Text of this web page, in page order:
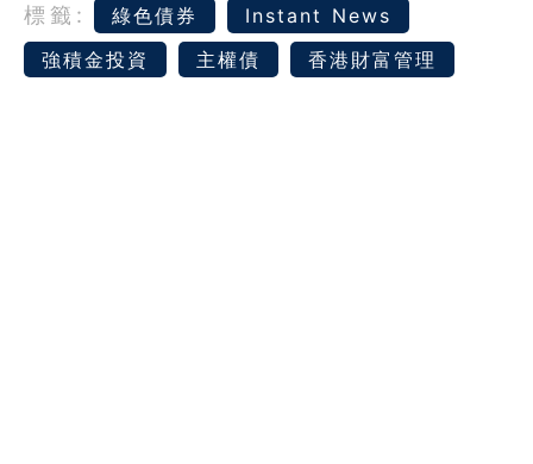
標籤: 綠色債券
Instant News
強積金投資
主權債 香港財富管理